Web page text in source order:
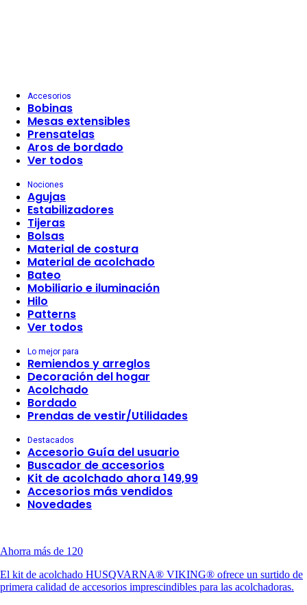
Accesorios
Bobinas
Mesas extensibles
Prensatelas
Aros de bordado
Ver todos
Nociones
Agujas
Estabilizadores
Tijeras
Bolsas
Material de costura
Material de acolchado
Bateo
Mobiliario e iluminación
Hilo
Patterns
Ver todos
Lo mejor para
Remiendos y arreglos
Decoración del hogar
Acolchado
Bordado
Prendas de vestir/Utilidades
Destacados
Accesorio Guía del usuario
Buscador de accesorios
Kit de acolchado ahora 149,99
Accesorios más vendidos
Novedades
Ahorra más de 120
El kit de acolchado HUSQVARNA® VIKING® ofrece un surtido de
primera calidad de accesorios imprescindibles para las acolchadoras.